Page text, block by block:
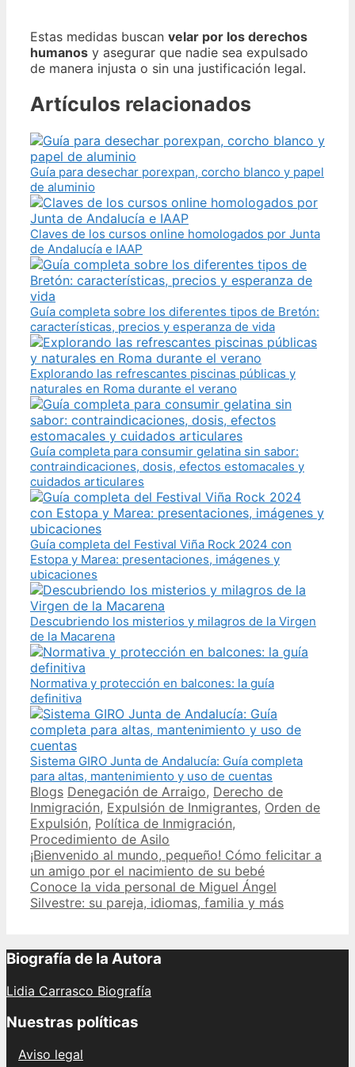
Estas medidas buscan velar por los derechos
humanos y asegurar que nadie sea expulsado
de manera injusta o sin una justificación legal.
Artículos relacionados
Guía para desechar porexpan, corcho blanco y papel
de aluminio
Claves de los cursos online homologados por Junta
de Andalucía e IAAP
Guía completa sobre los diferentes tipos de Bretón:
características, precios y esperanza de vida
Explorando las refrescantes piscinas públicas y
naturales en Roma durante el verano
Guía completa para consumir gelatina sin sabor:
contraindicaciones, dosis, efectos estomacales y
cuidados articulares
Guía completa del Festival Viña Rock 2024 con
Estopa y Marea: presentaciones, imágenes y
ubicaciones
Descubriendo los misterios y milagros de la Virgen
de la Macarena
Normativa y protección en balcones: la guía
definitiva
Sistema GIRO Junta de Andalucía: Guía completa
para altas, mantenimiento y uso de cuentas
Categories
Blogs Tags
Denegación de Arraigo, Derecho de
Inmigración, Expulsión de Inmigrantes, Orden de
Expulsión, Política de Inmigración,
Procedimiento de Asilo
Post
navigation
¡Bienvenido al mundo, pequeño! Cómo felicitar a
un amigo por el nacimiento de su bebé
Conoce la vida personal de Miguel Ángel
Silvestre: su pareja, idiomas, familia y más
Biografía de la Autora
Lidia Carrasco Biografía
Nuestras políticas
Aviso legal